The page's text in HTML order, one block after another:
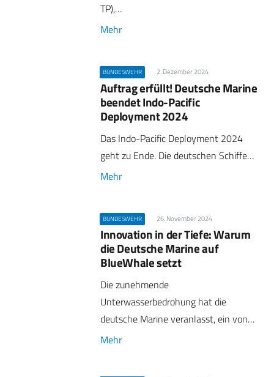
TP),…
Mehr
BUNDESWEHR 2. Dezember 2024
Auftrag erfüllt! Deutsche Marine
beendet Indo-Pacific
Deployment 2024
Das Indo-Pacific Deployment 2024
geht zu Ende. Die deutschen Schiffe…
Mehr
BUNDESWEHR 26. November 2024
Innovation in der Tiefe: Warum
die Deutsche Marine auf
BlueWhale setzt
Die zunehmende
Unterwasserbedrohung hat die
deutsche Marine veranlasst, ein von…
Mehr